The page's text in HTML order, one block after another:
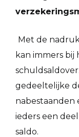
Met de
kan immers bij
gedeeltelijke
nabestaanden
ieders een
saldo.